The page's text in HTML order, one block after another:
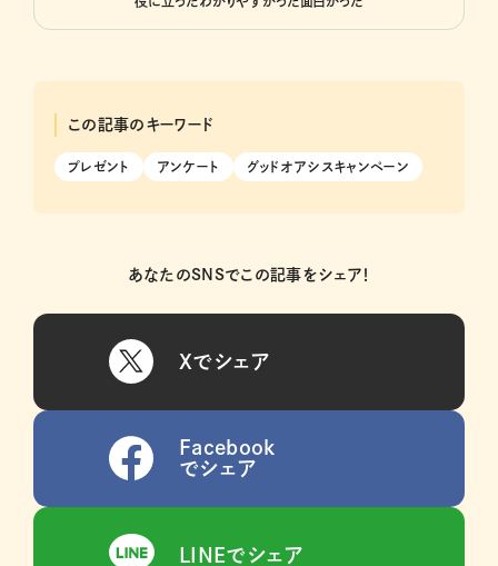
この記事のキーワード
プレゼント アンケート グッドオアシスキャンペーン
あなたのSNSでこの記事をシェア！
Xでシェア
Facebook
でシェア
LINEでシェア